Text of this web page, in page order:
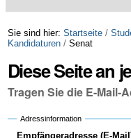
Sie sind hier: Startseite /
Kandidaturen / Senat
Diese Seite an
Tragen Sie die E-Mail-
Adressinformation
Empfängeradresse (E-